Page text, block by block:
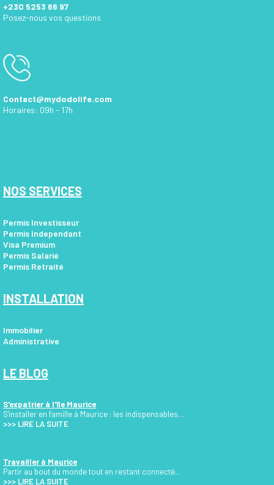
+230 5253 66 97
Posez-nous vos questions
Contact@mydodolife.com
Horaires: 09h - 17h
NOS SERVICES
Permis Investisseur
Permis Independant
Visa Premium
Permis Salarié
Permis Retraité
INSTALLATION
Immobilier
Administrative
LE BLOG
S'expatrier à l'île Maurice
S'installer en famille à Maurice : les indispensables…
>>> LIRE LA SUITE
Travailler à Maurice
Partir au bout du monde tout en restant connecté...
>>> LIRE LA SUITE